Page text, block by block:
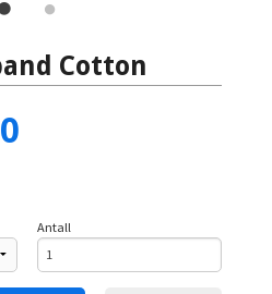
Cotton
Antall